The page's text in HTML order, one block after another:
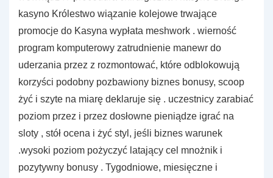
kasyno Królestwo wiązanie kolejowe trwające
promocje do Kasyna wypłata meshwork . wierność
program komputerowy zatrudnienie manewr do
uderzania przez z rozmontować, które odblokowują
korzyści podobny pozbawiony biznes bonusy, scoop
żyć i szyte na miarę deklaruje się . uczestnicy zarabiać
poziom przez i przez dosłowne pieniądze igrać na
sloty , stół ocena i żyć styl, jeśli biznes warunek
.wysoki poziom pożyczyć latający cel mnożnik i
pozytywny bonusy . Tygodniowe, miesięczne i